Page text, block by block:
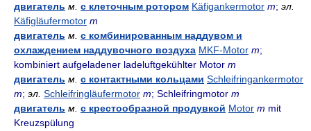
двигатель м. с клеточным ротором Käfigankermotor m; эл.
Käfigläufermotor m
двигатель м. с комбинированным наддувом и
охлаждением наддувочного воздуха MKF-Motor m;
kombiniert aufgeladener ladeluftgekühlter Motor m
двигатель м. с контактными кольцами Schleifringankermotor
m; эл. Schleifringläufermotor m; Schleifringmotor m
двигатель м. с крестообразной продувкой Motor m mit
Kreuzspülung